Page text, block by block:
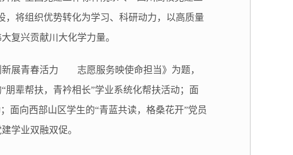
将组织优势转化为学习、科研动力，以高质量
复兴贡献川大化学力量。
新展青春活力 志愿服务映使命担当》为题，
“朋辈帮扶，青衿相长”学业系统化帮扶活动；面
面向西部山区学生的“青蓝共读，格桑花开”党员
学业双融双促。